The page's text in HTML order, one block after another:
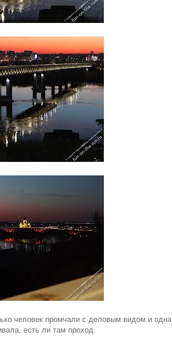
человек промчали с деловым видом и одна
есть ли там проход.